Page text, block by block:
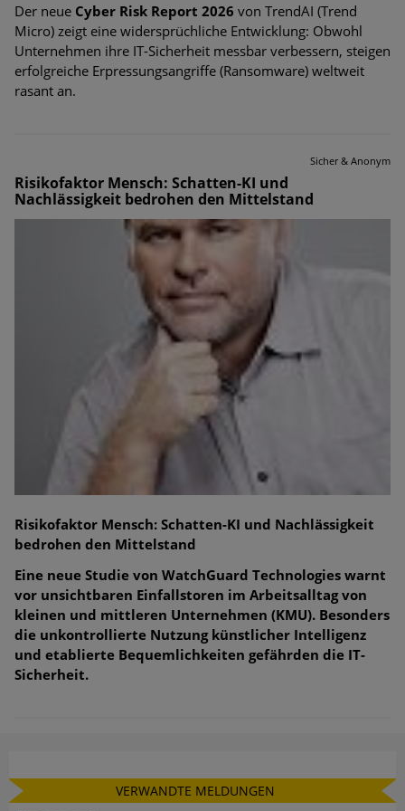
Der neue Cyber Risk Report 2026 von TrendAI (Trend
Micro) zeigt eine widersprüchliche Entwicklung: Obwohl
Unternehmen ihre IT-Sicherheit messbar verbessern, steigen
erfolgreiche Erpressungsangriffe (Ransomware) weltweit
rasant an.
Sicher & Anonym
Risikofaktor Mensch: Schatten-KI und
Nachlässigkeit bedrohen den Mittelstand
Risikofaktor Mensch: Schatten-KI und Nachlässigkeit
bedrohen den Mittelstand
Eine neue Studie von WatchGuard Technologies warnt
vor unsichtbaren Einfallstoren im Arbeitsalltag von
kleinen und mittleren Unternehmen (KMU). Besonders
die unkontrollierte Nutzung künstlicher Intelligenz
und etablierte Bequemlichkeiten gefährden die IT-
Sicherheit.
VERWANDTE MELDUNGEN